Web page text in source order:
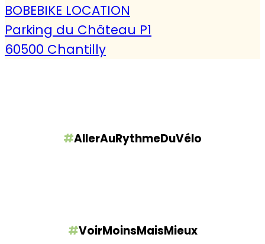
BOBEBIKE LOCATION
Parking du Château P1
60500 Chantilly
#AllerAuRythmeDuVélo
#VoirMoinsMaisMieux